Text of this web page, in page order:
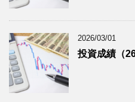
2026/03/01
投資成績（